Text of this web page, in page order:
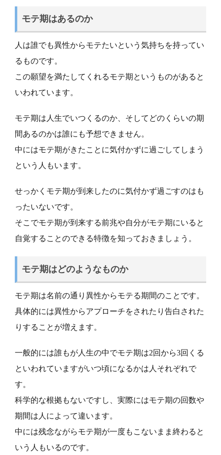
モテ期はあるのか
人は誰でも異性からモテたいという気持ちを持ってい
るものです。
この願望を満たしてくれるモテ期というものがあると
いわれています。
モテ期は人生でいつくるのか、そしてどのくらいの期
間あるのかは誰にも予想できません。
中にはモテ期がきたことに気付かずに過ごしてしまう
という人もいます。
せっかくモテ期が到来したのに気付かず過ごすのはも
ったいないです。
そこでモテ期が到来する前兆や自分がモテ期にいると
自覚することのできる特徴を知っておきましょう。
モテ期はどのようなものか
モテ期は名前の通り異性からモテる期間のことです。
具体的には異性からアプローチをされたり告白された
りすることが増えます。
一般的には誰もが人生の中でモテ期は2回から3回くる
といわれていますがいつ頃になるかは人それぞれで
す。
科学的な根拠もないですし、実際にはモテ期の回数や
期間は人によって違います。
中には残念ながらモテ期が一度もこないまま終わると
いう人もいるのです。